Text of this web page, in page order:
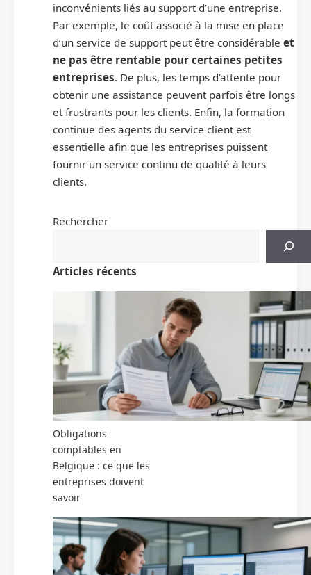
inconvénients liés au support d’une entreprise.
Par exemple, le coût associé à la mise en place
d’un service de support peut être considérable et
ne pas être rentable pour certaines petites
entreprises. De plus, les temps d’attente pour
obtenir une assistance peuvent parfois être longs
et frustrants pour les clients. Enfin, la formation
continue des agents du service client est
essentielle afin que les entreprises puissent
fournir un service continu de qualité à leurs
clients.
Rechercher
Articles récents
Obligations
comptables en
Belgique : ce que les
entreprises doivent
savoir